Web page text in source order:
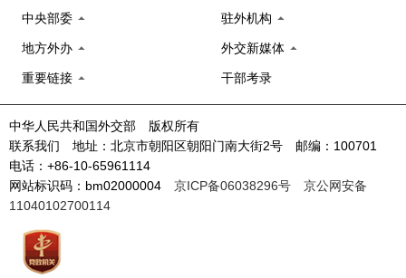
中央部委 驻外机构
地方外办 外交新媒体
重要链接 干部考录
中华人民共和国外交部 版权所有
联系我们 地址：北京市朝阳区朝阳门南大街2号 邮编：100701
电话：+86-10-65961114
网站标识码：bm02000004 京ICP备06038296号
京公网安备
11040102700114